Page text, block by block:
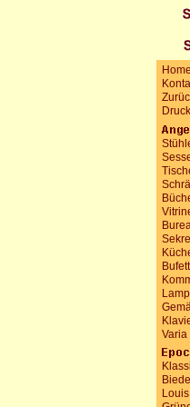
Home
Varia